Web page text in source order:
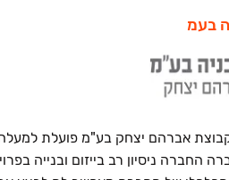
בעמ
החברה ניסיון רב בייזום ובנייה